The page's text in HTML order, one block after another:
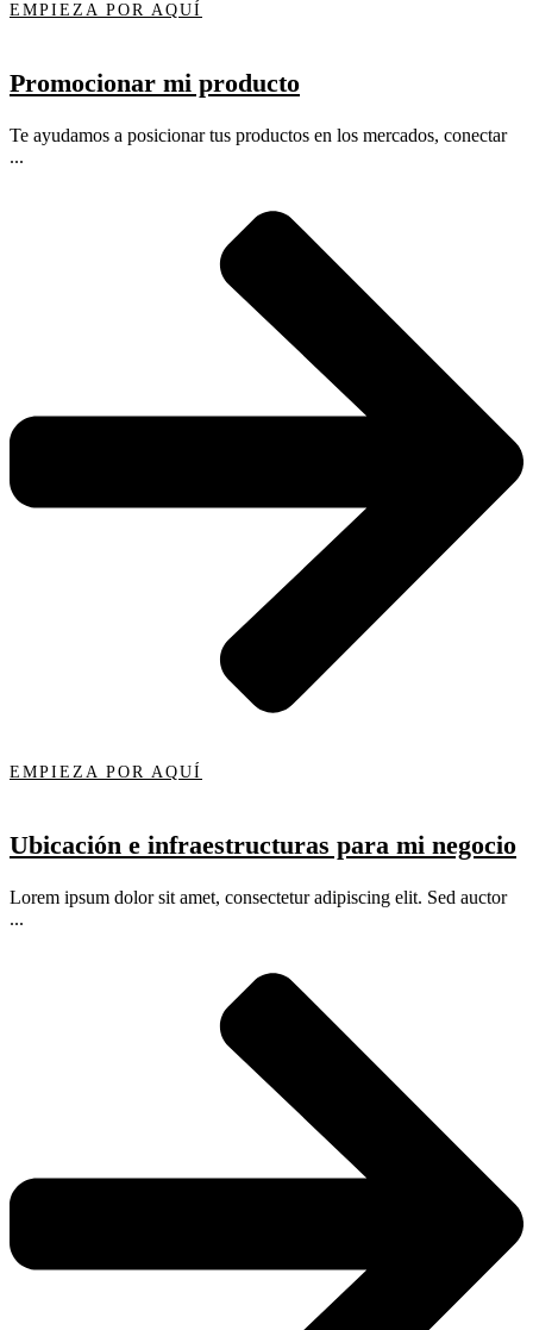
EMPIEZA POR AQUÍ
Promocionar mi producto
Te ayudamos a posicionar tus productos en los mercados, conectar
...
EMPIEZA POR AQUÍ
Ubicación e infraestructuras para mi negocio
Lorem ipsum dolor sit amet, consectetur adipiscing elit. Sed auctor
...